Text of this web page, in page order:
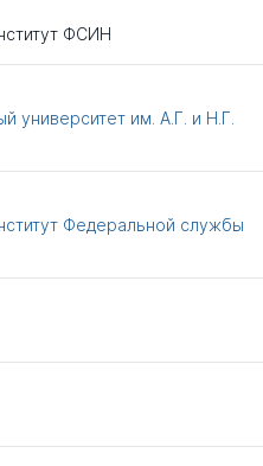
ФСИН
университет им. А.Г. и Н.Г.
Федеральной службы